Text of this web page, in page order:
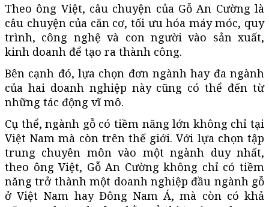
Theo ông Việt, câu chuyện của Gỗ An Cường là
câu chuyện của căn cơ, tối ưu hóa máy móc, quy
trình, công nghệ và con người vào sản xuất,
kinh doanh để tạo ra thành công.
Bên cạnh đó, lựa chọn đơn ngành hay đa ngành
của hai doanh nghiệp này cũng có thể đến từ
những tác động vĩ mô.
Cụ thể, ngành gỗ có tiềm năng lớn không chỉ tại
Việt Nam mà còn trên thế giới. Với lựa chọn tập
trung chuyên môn vào một ngành duy nhất,
theo ông Việt, Gỗ An Cường không chỉ có tiềm
năng trở thành một doanh nghiệp đầu ngành gỗ
ở Việt Nam hay Đông Nam Á, mà còn có khả